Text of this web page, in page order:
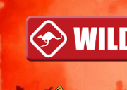
Inhalt
springen